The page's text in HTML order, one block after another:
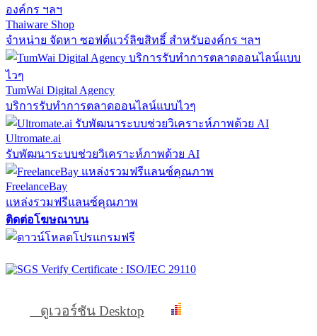
Thaiware Shop
จำหน่าย จัดหา ซอฟต์แวร์ลิขสิทธิ์ สำหรับองค์กร ฯลฯ
TumWai Digital Agency
บริการรับทำการตลาดออนไลน์แบบไวๆ
Ultromate.ai
รับพัฒนาระบบช่วยวิเคราะห์ภาพด้วย AI
FreelanceBay
แหล่งรวมฟรีแลนซ์คุณภาพ
ติดต่อโฆษณาบน
ดูเวอร์ชัน Desktop